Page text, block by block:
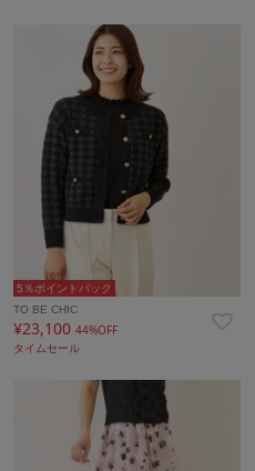
5％ポイントバック
TO BE CHIC
¥23,100 44%OFF
タイムセール